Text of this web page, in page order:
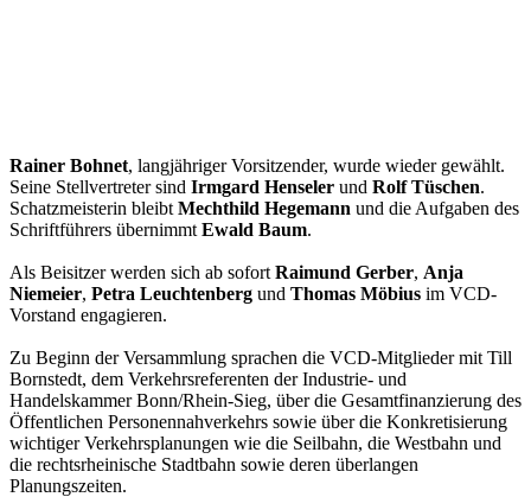
Rainer Bohnet, langjähriger Vorsitzender, wurde wieder gewählt.
Seine Stellvertreter sind Irmgard Henseler und Rolf Tüschen.
Schatzmeisterin bleibt Mechthild Hegemann und die Aufgaben des
Schriftführers übernimmt Ewald Baum.
Als Beisitzer werden sich ab sofort Raimund Gerber, Anja
Niemeier, Petra Leuchtenberg und Thomas Möbius im VCD-
Vorstand engagieren.
Zu Beginn der Versammlung sprachen die VCD-Mitglieder mit Till
Bornstedt, dem Verkehrsreferenten der Industrie- und
Handelskammer Bonn/Rhein-Sieg, über die Gesamtfinanzierung des
Öffentlichen Personennahverkehrs sowie über die Konkretisierung
wichtiger Verkehrsplanungen wie die Seilbahn, die Westbahn und
die rechtsrheinische Stadtbahn sowie deren überlangen
Planungszeiten.